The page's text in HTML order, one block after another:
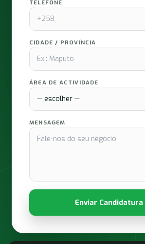
TELEFONE
CIDADE / PROVÍNCIA
ÁREA DE ACTIVIDADE
MENSAGEM
Enviar Candidatura